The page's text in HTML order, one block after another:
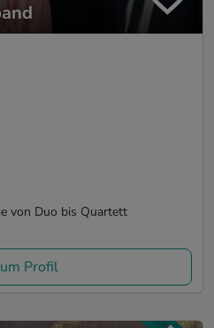
von Duo bis Quartett
Profil